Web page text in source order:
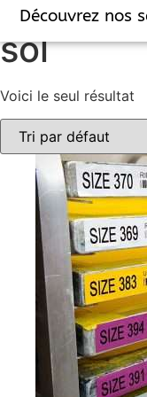
Découvrez nos
Accueil/ Produits
sol
Voici le seul résultat